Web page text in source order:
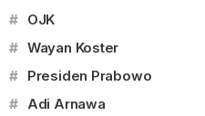
# OJK
# Wayan Koster
# Presiden Prabowo
# Adi Arnawa